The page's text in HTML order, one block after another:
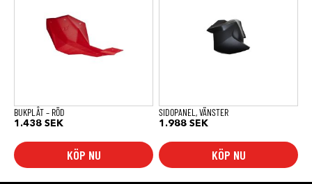
BUKPLÅT – RÖD
1.438 SEK
KÖP NU
SIDOPANEL, VÄNSTER
1.988 SEK
KÖP NU